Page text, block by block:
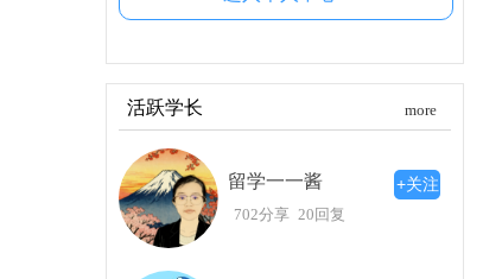
活跃学长 more
留学一一酱 +关注
702分享 20回复